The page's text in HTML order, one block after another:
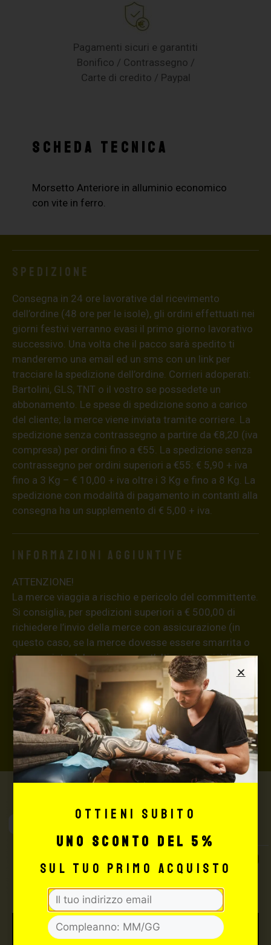
Pagamenti sicuri e garantiti
Bonifico / Contrassegno /
Carte di credito / Paypal
SCHEDA TECNICA
Morsetto Anteriore in alluminio economico
con vite in ferro.
Spedizione
Consegna in 24 ore lavorative dal ricevimento
dell’ordine (48 ore per le isole), gli ordini effettuati nei
giorni festivi verranno evasi il primo giorno lavorativo
successivo. Una volta che il pacco sarà spedito ti
manderemo una email ed un sms con un link per
tracciare la spedizione dell’ordine. Corrieri adoperati:
Bartolini, GLS, TNT o il vostro se possedete un
abbonamento. Le spese di spedizione sono a carico
del cliente; la merce viene inviata tramite corriere. La
spedizione senza contrassegno a partire da €8,20 (iva
compresa) per ordini fino a €55. La spedizione senza
contrassegno per ordini superiori a €55: € 5,90 + iva
fino a 3 Kg – € 10,00 + iva oltre i 3 Kg e fino a 8 Kg. La
spedizione con modalità di pagamento in contanti alla
consegna ha un supplemento di € 5,00 + iva.
Informazioni aggiuntive
ATTENZIONE!
La merce viaggia a rischio e pericolo del committente.
Si consiglia, per spedizioni superiori a € 500,00 di
richiedere l’invio della merce con assicurazione (in
questo caso, se la merce dovesse essere smarrita o
danneggiata dal corriere, quest’ultimo risarcirà l’intero
valore della merce, in caso contrario nessuno
rimborserà il destinatario) con un costo aggiuntivo del
3,5% sul valore totale del carrello, da richiedere prima
di concludere il pagamento al seguente indirizzo:
shop@maxsignorello.it.
Max Signorello
Tattoo Supply
TUTTO PER IL TUO
TATTOO STUDIO
Ottieni subito
uno sconto del 5%
sul tuo primo acquisto